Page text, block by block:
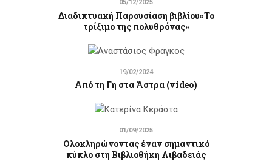
05/12/2025
Διαδικτυακή Παρουσίαση βιβλίου«Το
τρίξιμο της πολυθρόνας»
19/02/2024
Από τη Γη στα Άστρα (video)
01/09/2025
Ολοκληρώνοντας έναν σημαντικό
κύκλο στη Βιβλιοθήκη Λιβαδειάς